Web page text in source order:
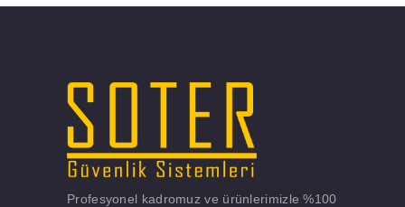
Profesyonel kadromuz ve ürünlerimizle %100